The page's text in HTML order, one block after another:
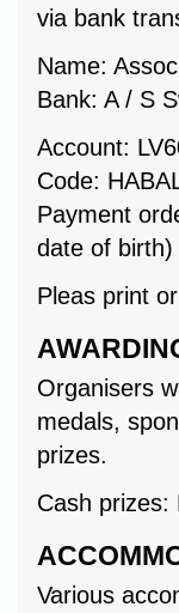
via bank
Name:
Bank: A / S
Account:
Code:
Payment
date of birth)
Pleas print
Organisers
medals,
prizes.
Cash
Various